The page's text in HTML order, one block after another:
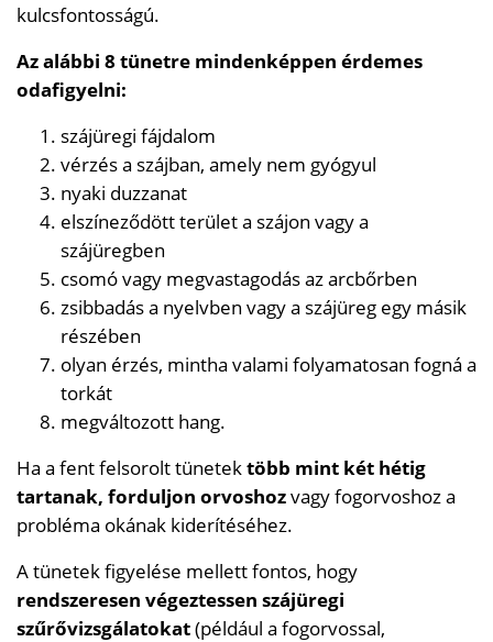
kulcsfontosságú.
Az alábbi 8 tünetre mindenképpen érdemes
odafigyelni:
szájüregi fájdalom
vérzés a szájban, amely nem gyógyul
nyaki duzzanat
elszíneződött terület a szájon vagy a
szájüregben
csomó vagy megvastagodás az arcbőrben
zsibbadás a nyelvben vagy a szájüreg egy másik
részében
olyan érzés, mintha valami folyamatosan fogná a
torkát
megváltozott hang.
Ha a fent felsorolt tünetektöbb mint két hétig
tartanak, forduljon orvoshozvagy fogorvoshoz a
probléma okának kiderítéséhez.
A tünetek figyelése mellett fontos, hogy
rendszeresen végeztessen szájüregi
szűrővizsgálatokat(például a fogorvossal,